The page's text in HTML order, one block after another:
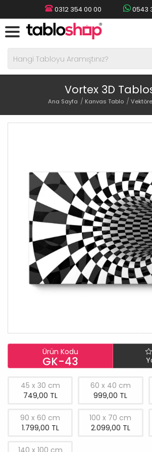
0312 354 00 00 0543
Vortex 3D
Ana Sayfa Kanvas Tablo
Ürün Kodu
GK-43
45 x 30 cm
749,00 TL
60 x 40 cm
999,00 TL
90 x 60 cm
1.799,00 TL
100 x 70 cm
2.099,00 TL